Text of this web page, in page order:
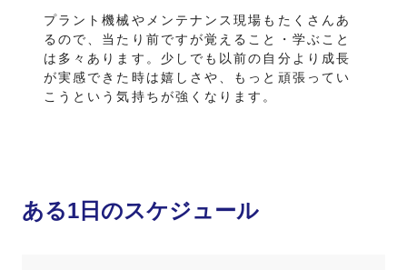
プラント機械やメンテナンス現場もたくさんあ
るので、当たり前ですが覚えること・学ぶこと
は多々あります。少しでも以前の自分より成長
が実感できた時は嬉しさや、もっと頑張ってい
こうという気持ちが強くなります。
ある1日のスケジュール